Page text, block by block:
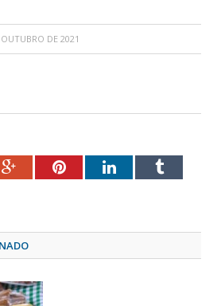
DE 2021
Google+PinterestLinkedInTumblr